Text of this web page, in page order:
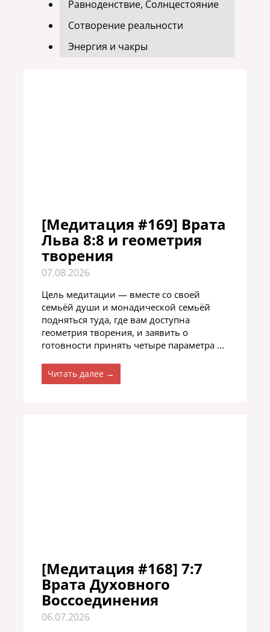
Равноденствие, Солнцестояние
Сотворение реальности
Энергия и чакры
[Медитация #169] Врата
Льва 8:8 и геометрия
творения
07.08.2026
Цель медитации — вместе со своей
семьёй души и монадической семьёй
подняться туда, где вам доступна
геометрия творения, и заявить о
готовности принять четыре параметра ...
Читать далее →
[Медитация #168] 7:7
Врата Духовного
Воссоединения
06.07.2026